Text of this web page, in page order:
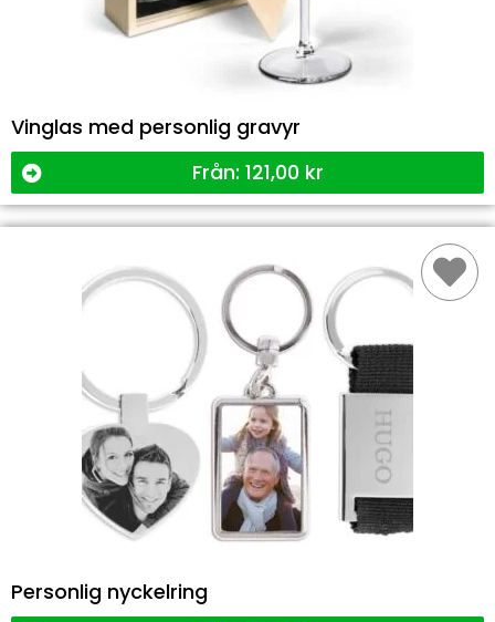
Vinglas med personlig gravyr
Från: 121,00 kr
Personlig nyckelring